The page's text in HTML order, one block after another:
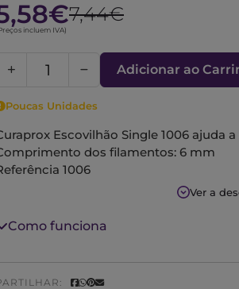
7,44€
incluem IVA)
Adicionar ao
Poucas Unidades
Escovilhão Single 1006 ajuda
dos filamentos: 6 mm
1006
Ver a
Como funciona